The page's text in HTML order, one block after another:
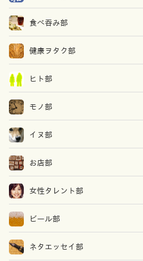
食べ吞み部
健康ヲタク部
ヒト部
モノ部
イヌ部
お店部
女性タレント部
ビール部
ネタエッセイ部